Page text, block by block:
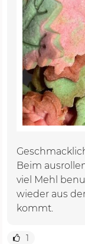
Beim
viel Mehl
wieder aus
kommt.
1